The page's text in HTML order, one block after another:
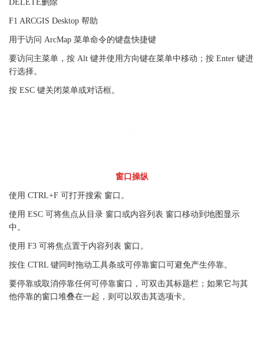
DELETE删除
F1 ARCGIS Desktop 帮助
用于访问 ArcMap 菜单命令的键盘快捷键
要访问主菜单，按 Alt 键并使用方向键在菜单中移动；按 Enter 键进
行选择。
按 ESC 键关闭菜单或对话框。
窗口操纵
使用 CTRL+F 可打开搜索 窗口。
使用 ESC 可将焦点从目录 窗口或内容列表 窗口移动到地图显示
中。
使用 F3 可将焦点置于内容列表 窗口。
按住 CTRL 键同时拖动工具条或可停靠窗口可避免产生停靠。
要停靠或取消停靠任何可停靠窗口，可双击其标题栏；如果它与其
他停靠的窗口堆叠在一起，则可以双击其选项卡。